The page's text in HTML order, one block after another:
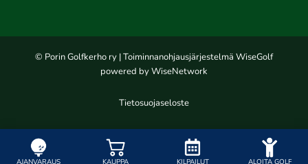
AJANVARAUS KAUPPA KILPAILUT ALOITA GOLF
© Porin Golfkerho ry | Toiminnanohjausjärjestelmä WiseGolf
powered by WiseNetwork
Tietosuojaseloste